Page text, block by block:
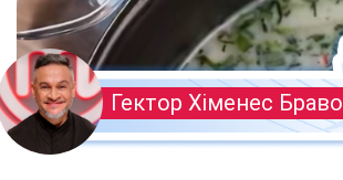
Гектор Хіменес Браво